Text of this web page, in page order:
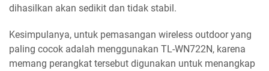
dihasilkan akan sedikit dan tidak stabil.
Kesimpulanya, untuk pemasangan wireless outdoor yang
paling cocok adalah menggunakan TL-WN722N, karena
memang perangkat tersebut digunakan untuk menangkap